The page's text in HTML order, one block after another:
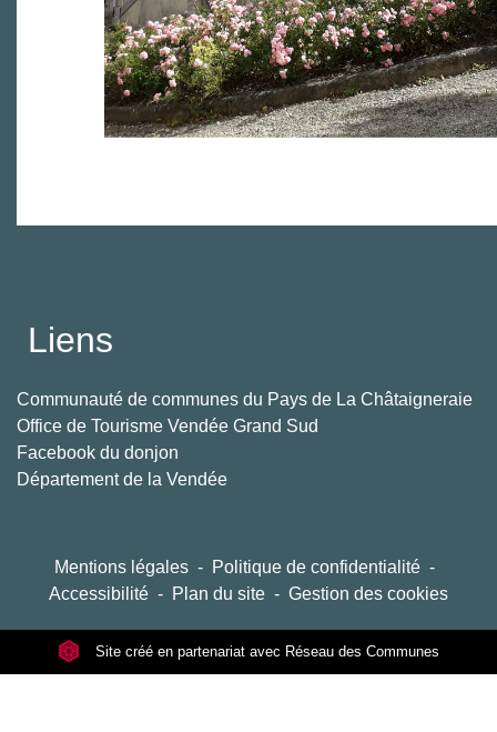
Liens
Communauté de communes du Pays de La Châtaigneraie
Office de Tourisme Vendée Grand Sud
Facebook du donjon
Département de la Vendée
Mentions légales - Politique de confidentialité -
Accessibilité - Plan du site - Gestion des cookies
Site créé en partenariat avec Réseau des Communes